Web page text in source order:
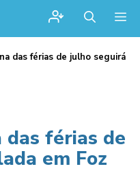
das férias de julho seguirá
das férias de
em Foz